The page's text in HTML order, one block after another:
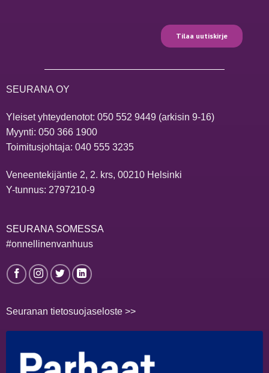
SEURANA OY
Yleiset yhteydenotot: 050 552 9449(arkisin 9-16)
Myynti: 050 366 1900
Toimitusjohtaja: 040 555 3235
Veneentekijäntie 2, 2. krs, 00210 Helsinki
Y-tunnus: 2797210-9
SEURANA SOMESSA
#onnellinenvanhuus
Seuranan tietosuojaseloste >>